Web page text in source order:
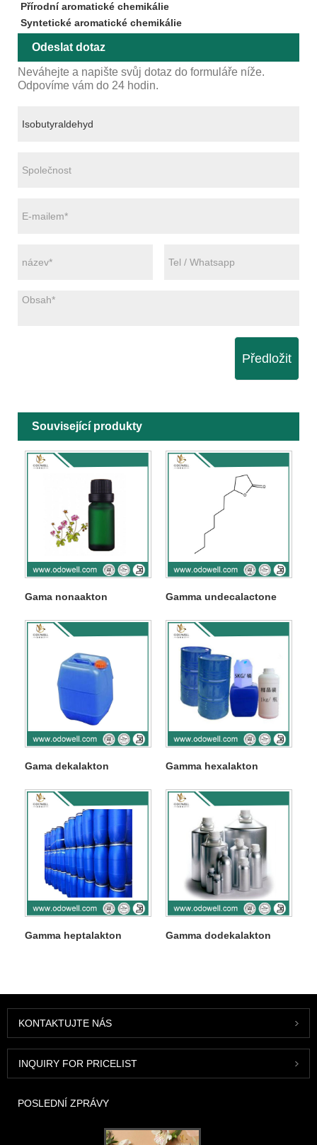
Přírodní aromatické chemikálie
Syntetické aromatické chemikálie
Odeslat dotaz
Neváhejte a napište svůj dotaz do formuláře níže.
Odpovíme vám do 24 hodin.
Předložit
Související produkty
Gama nonaakton Gamma undecalactone
Gama dekalakton Gamma hexalakton
Gamma heptalakton Gamma dodekalakton
KONTAKTUJTE NÁS
INQUIRY FOR PRICELIST
POSLEDNÍ ZPRÁVY